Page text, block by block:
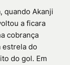
quando Akanji
a ficara
cobrança
estrela do
do gol. Em